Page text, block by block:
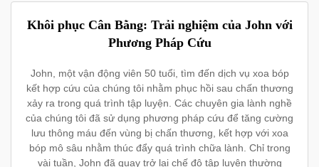
Khôi phục Cân Bằng: Trải nghiệm của John với
Phương Pháp Cứu
John, một vận động viên 50 tuổi, tìm đến dịch vụ xoa bóp
kết hợp cứu của chúng tôi nhằm phục hồi sau chấn thương
xảy ra trong quá trình tập luyện. Các chuyên gia lành nghề
của chúng tôi đã sử dụng phương pháp cứu để tăng cường
lưu thông máu đến vùng bị chấn thương, kết hợp với xoa
bóp mô sâu nhằm thúc đẩy quá trình chữa lành. Chỉ trong
vài tuần, John đã quay trở lại chế độ tập luyện thường